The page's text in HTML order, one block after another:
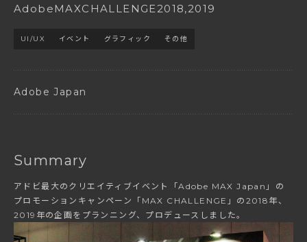
AdobeMAXCHALLENGE2018,2019
UI/UX イベント グラフィック その他
Adobe Japan
Summary
アドビ最大のクリエイティブイベント「Adobe MAX Japan」の
プロモーションキャンペーン「MAX CHALLENGE」の2018年、
2019年の企画をプランニング、プロデュースしました。